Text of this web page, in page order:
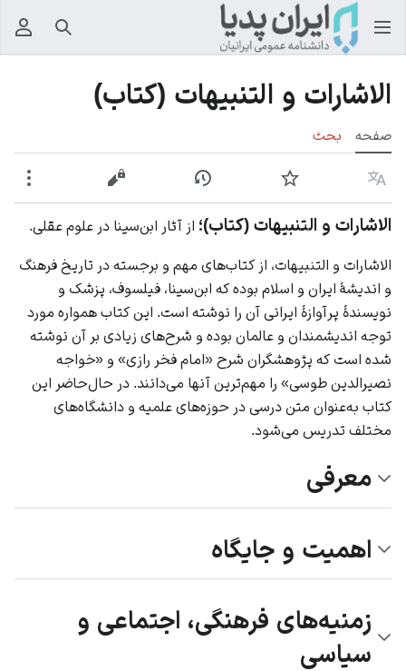
جستجو
الاشارات و التنبیهات (کتاب)
صفحه بحث
زبان پیگیری نمایش تاریخچهنمایش مبدأ
الاشارات و التنبیهات (کتاب)؛ از آثار ابن‌سینا در علوم عقلی.
الاشارات و التنبیهات، از کتاب‌های مهم و برجسته در تاريخ فرهنگ
و اندیشۀ ایران و اسلام بوده که ابن‌سینا، فیلسوف، پزشک و
نویسندۀ پرآوازۀ ایرانی آن را نوشته است. این کتاب همواره مورد
توجه اندیشمندان و عالمان بوده و شرح‌های زیادی بر آن نوشته
شده است که پژوهشگران شرح «امام فخر رازی» و «خواجه
نصیرالدین طوسی» را مهم‌ترین آنها می‌دانند. در حال‌حاضر این
کتاب به‌عنوان متن درسی در حوزه‌های علمیه و دانشگاه‌های
مختلف تدریس می‌شود.
معرفی
اهمیت و جایگاه
زمنیه‌های فرهنگی، اجتماعی و
سیاسی